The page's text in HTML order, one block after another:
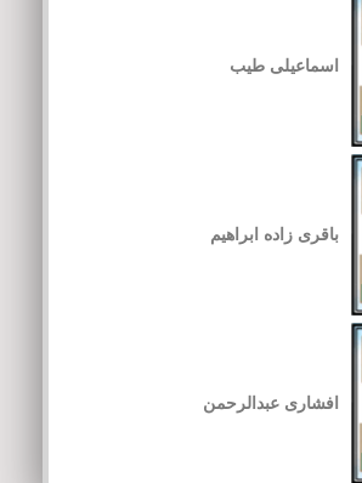
اسماعیلی طیب
باقری زاده ابراهیم
افشاری عبدالرحمن